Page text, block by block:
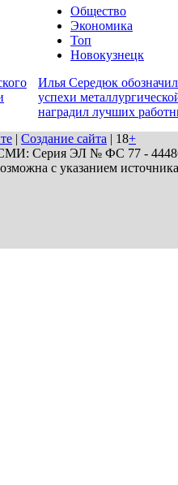
Общество
Экономика
Топ
Новокузнецк
Илья Середюк
успехи
наградил лучших
| Создание сайта | 18+
Серия ЭЛ № ФС 77 - 44486
с указанием